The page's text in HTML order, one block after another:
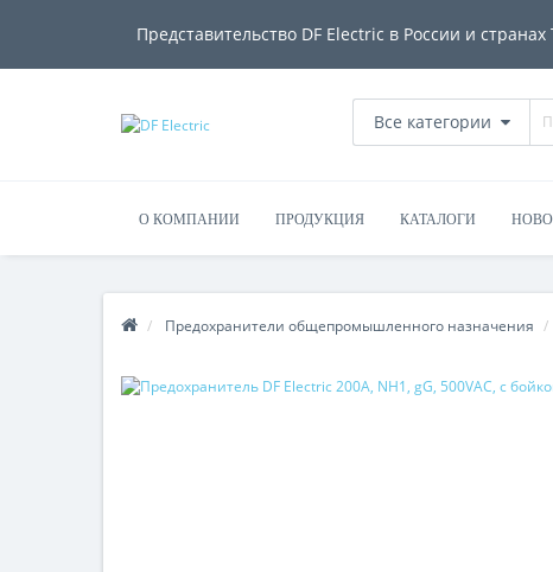
Представительство DF Electric в России и странах
Все категории
О КОМПАНИИ ПРОДУКЦИЯ КАТАЛОГИ
Предохранители общепромышленного назначения